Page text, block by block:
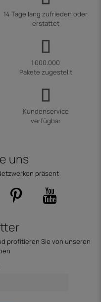
14 Tage lang zufrieden oder
erstattet
1.000.000
Pakete zugestellt
Kundenservice
verfügbar
uns
präsent
profitieren Sie von unseren